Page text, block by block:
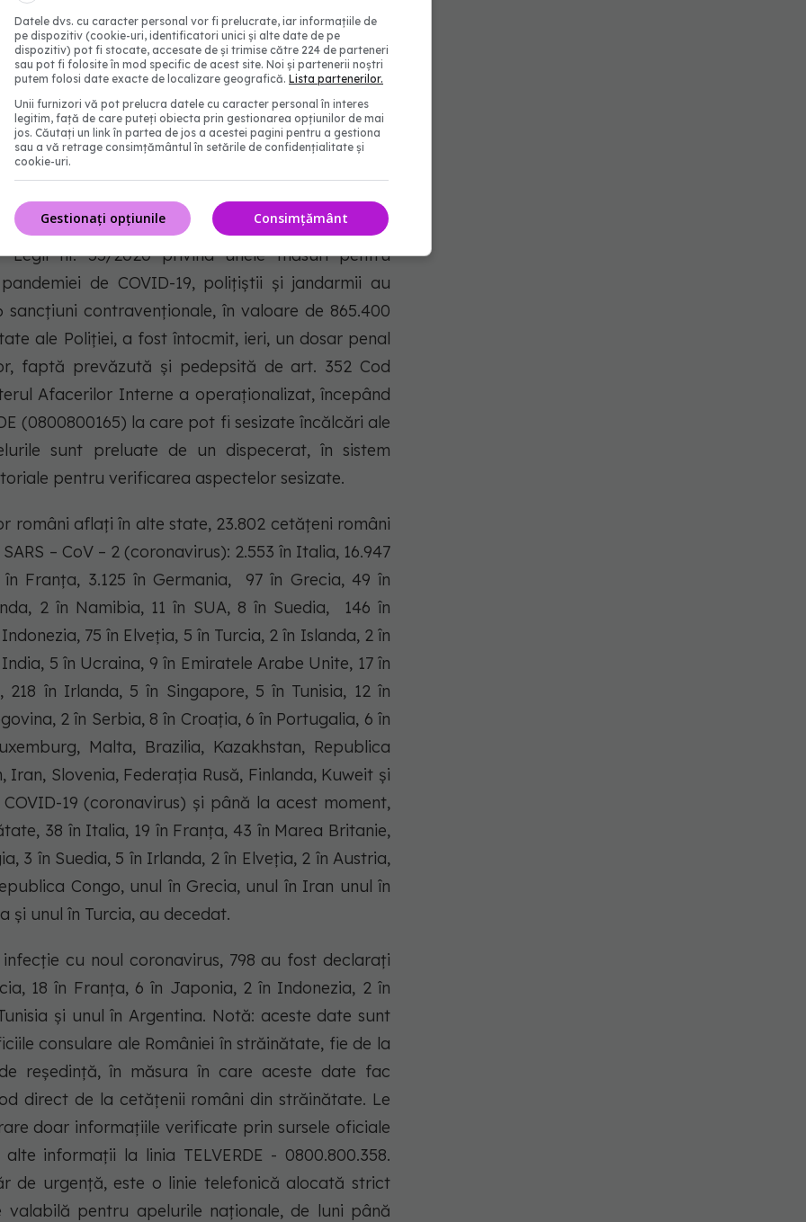
au fost prelucrate 10.712.405 teste RT-PCR și
În ultimele 24 de ore au fost efectuate 5.468 de
caz și a protocolului medical și 2.667 la cerere) și
României, 34.777 de persoane confirmate
la domiciliu, iar 7.336 persoane se află în
46.396 de persoane se află în carantină la
se află 57 de persoane.
1.582 de apeluri la numărul unic de urgență 112.
Legii nr. 55/2020 privind unele măsuri pentru
de COVID-19, polițiștii și jandarmii au
contravenționale, în valoare de 865.400
ale Poliției, a fost întocmit, ieri, un dosar penal
faptă prevăzută și pedepsită de art. 352 Cod
Afacerilor Interne a operaționalizat, începând
(0800800165) la care pot fi sesizate încălcări ale
sunt preluate de un dispecerat, în sistem
pentru verificarea aspectelor sesizate.
români aflați în alte state, 23.802 cetățeni români
– CoV – 2 (coronavirus): 2.553 în Italia, 16.947
Franța, 3.125 în Germania, 97 în Grecia, 49 în
2 în Namibia, 11 în SUA, 8 în Suedia, 146 în
75 în Elveția, 5 în Turcia, 2 în Islanda, 2 în
5 în Ucraina, 9 în Emiratele Arabe Unite, 17 în
în Irlanda, 5 în Singapore, 5 în Tunisia, 12 în
2 în Serbia, 8 în Croația, 6 în Portugalia, 6 în
Malta, Brazilia, Kazakhstan, Republica
Slovenia, Federația Rusă, Finlanda, Kuweit și
19 (coronavirus) și până la acest moment,
38 în Italia, 19 în Franța, 43 în Marea Britanie,
3 în Suedia, 5 în Irlanda, 2 în Elveția, 2 în Austria,
Congo, unul în Grecia, unul în Iran unul în
și unul în Turcia, au decedat.
cu noul coronavirus, 798 au fost declarați
18 în Franța, 6 în Japonia, 2 în Indonezia, 2 în
și unul în Argentina. Notă: aceste date sunt
consulare ale României în străinătate, fie de la
reședință, în măsura în care aceste date fac
direct de la cetățenii români din străinătate. Le
doar informațiile verificate prin sursele oficiale
informații la linia TELVERDE - 0800.800.358.
de urgență, este o linie telefonică alocată strict
pentru apelurile naționale, de luni până
Datele dvs. cu caracter personal vor fi prelucrate, iar informațiile de
pe dispozitiv (cookie-uri, identificatori unici și alte date de pe
dispozitiv) pot fi stocate, accesate de și trimise către 224 de parteneri
sau pot fi folosite în mod specific de acest site. Noi și partenerii noștri
putem folosi date exacte de localizare geografică. Lista partenerilor.
Unii furnizori vă pot prelucra datele cu caracter personal în interes
legitim, față de care puteți obiecta prin gestionarea opțiunilor de mai
jos. Căutați un link în partea de jos a acestei pagini pentru a gestiona
sau a vă retrage consimțământul în setările de confidențialitate și
cookie-uri.
Consimțământ
Gestionați opțiunile